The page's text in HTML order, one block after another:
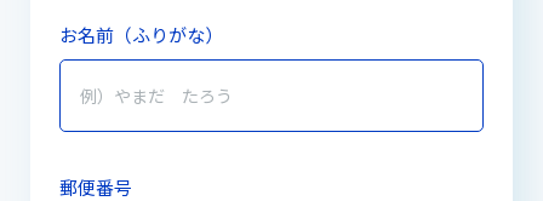
お名前（ふりがな）
郵便番号